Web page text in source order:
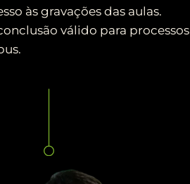
às gravações das aulas.
válido para processos